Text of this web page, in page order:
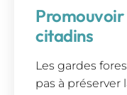
Promouvoir
citadins
Les gardes
pas à